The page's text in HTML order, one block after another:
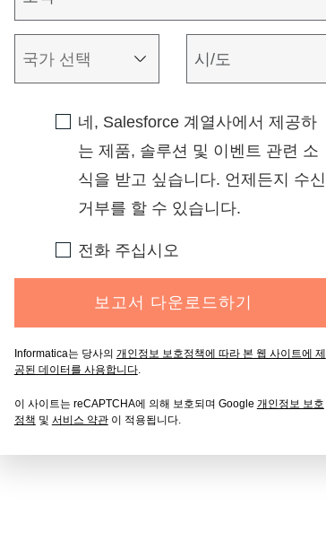
네, Salesforce 계열사에서 제공하
는 제품, 솔루션 및 이벤트 관련 소
식을 받고 싶습니다. 언제든지 수신
거부를 할 수 있습니다.
전화 주십시오
보고서 다운로드하기
Informatica는 당사의 개인정보 보호정책에 따라 본 웹 사이트에 제
공된 데이터를 사용합니다.
이 사이트는 reCAPTCHA에 의해 보호되며 Google 개인정보 보호
정책 및 서비스 약관이 적용됩니다.